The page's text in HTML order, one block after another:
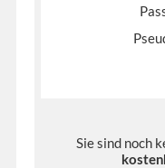
Sie sind noch